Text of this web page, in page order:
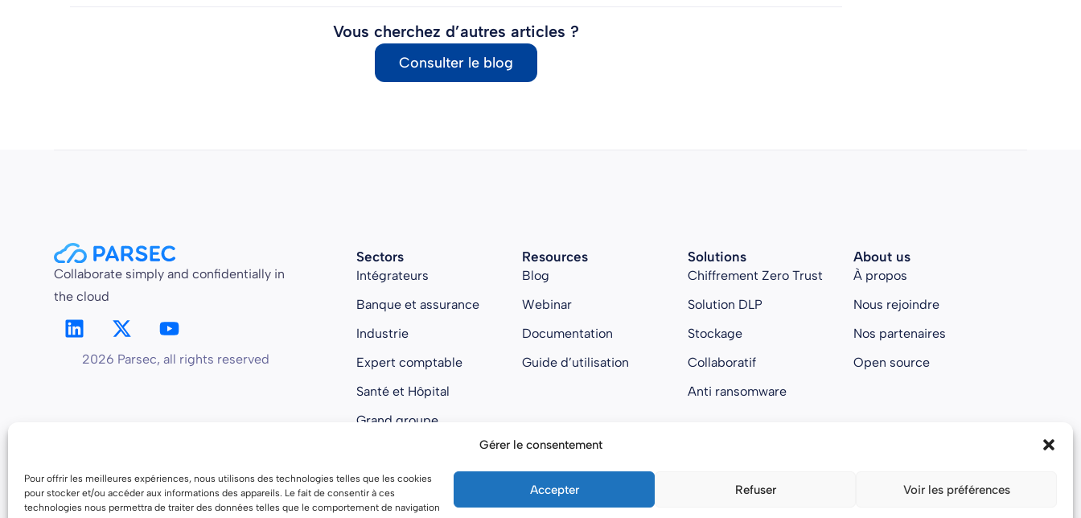
Gérer le consentement
Pour offrir les meilleures expériences, nous utilisons des technologies telles que les cookies
pour stocker et/ou accéder aux informations des appareils. Le fait de consentir à ces
technologies nous permettra de traiter des données telles que le comportement de navigation
Accepter Refuser Voir les préférences
Vous cherchez d’autres articles ?
Consulter le blog
Collaborate simply and confidentially in
the cloud
2026 Parsec, all rights reserved
Sectors
Intégrateurs
Banque et assurance
Industrie
Expert comptable
Santé et Hôpital
Grand groupe
Startup
Resources
Blog
Webinar
Documentation
Guide d’utilisation
Solutions
Chiffrement Zero Trust
Solution DLP
Stockage
Collaboratif
Anti ransomware
About us
À propos
Nous rejoindre
Nos partenaires
Open source